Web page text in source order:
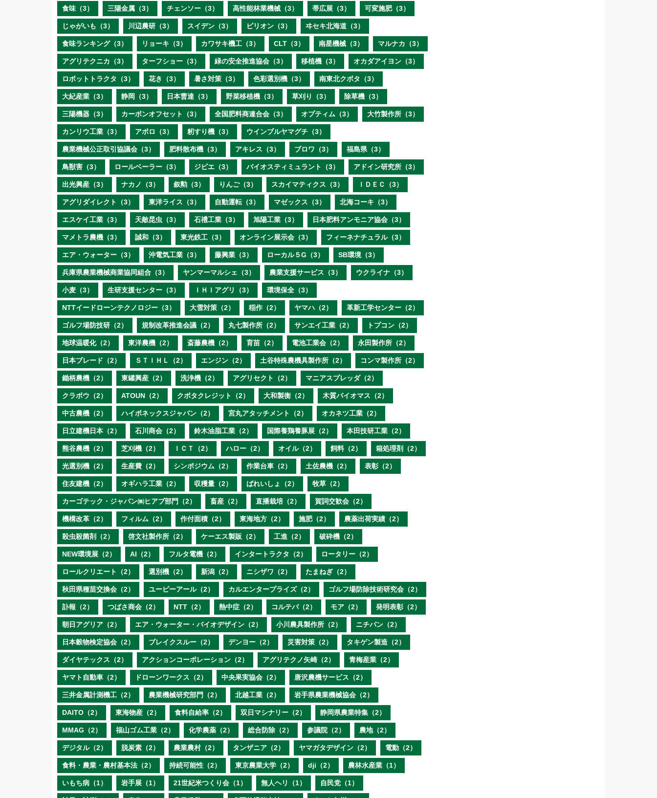
食味（3） 三陽金属（3） チェンソー（3） 高性能林業機械（3） 帯広展（3） 可変施肥（3）
じゃがいも（3） 川辺農研（3） スイデン（3） ピリオン（3） ヰセキ北海道（3）
食味ランキング（3） リョーキ（3） カワサキ機工（3） CLT（3） 南星機械（3） マルナカ（3）
アグリテクニカ（3） ターフショー（3） 緑の安全推進協会（3） 移植機（3） オカダアイヨン（3）
ロボットトラクタ（3） 花き（3） 暑さ対策（3） 色彩選別機（3） 南東北クボタ（3）
大紀産業（3） 静岡（3） 日本曹達（3） 野菜移植機（3） 草刈り（3） 除草機（3）
三陽機器（3） カーボンオフセット（3） 全国肥料商連合会（3） オプティム（3） 大竹製作所（3）
カンリウ工業（3） アポロ（3） 籾すり機（3） ウインブルヤマグチ（3）
農業機械公正取引協議会（3） 肥料散布機（3） アキレス（3） ブロワ（3） 福島県（3）
鳥獣害（3） ロールベーラー（3） ジビエ（3） バイオスティミュラント（3） アドイン研究所（3）
出光興産（3） ナカノ（3） 叙勲（3） りんご（3） スカイマティクス（3） ＩＤＥＣ（3）
アグリダイレクト（3） 東洋ライス（3） 自動運転（3） マゼックス（3） 北海コーキ（3）
エスケイ工業（3） 天敵昆虫（3） 石禮工業（3） 旭陽工業（3） 日本肥料アンモニア協会（3）
マメトラ農機（3） 誠和（3） 東光鉄工（3） オンライン展示会（3） フィーネナチュラル（3）
エア・ウォーター（3） 沖電気工業（3） 藤興業（3） ローカル５G（3） SB環境（3）
兵庫県農業機械商業協同組合（3） ヤンマーマルシェ（3） 農業支援サービス（3） ウクライナ（3）
小麦（3） 生研支援センター（3） ＩＨＩアグリ（3） 環境保全（3）
NTTイードローンテクノロジー（3） 大雪対策（2） 稲作（2） ヤマハ（2） 革新工学センター（2）
ゴルフ場防技研（2） 規制改革推進会議（2） 丸七製作所（2） サンエイ工業（2） トプコン（2）
地球温暖化（2） 東洋農機（2） 斎藤農機（2） 育苗（2） 電池工業会（2） 永田製作所（2）
日本ブレード（2） ＳＴＩＨＬ（2） エンジン（2） 土谷特殊農機具製作所（2） コンマ製作所（2）
鋤柄農機（2） 東罐興産（2） 洗浄機（2） アグリセクト（2） マニアスプレッダ（2）
クラボウ（2） ATOUN（2） クボタクレジット（2） 大和製衡（2） 木質バイオマス（2）
中古農機（2） ハイポネックスジャパン（2） 宮丸アタッチメント（2） オカネツ工業（2）
日立建機日本（2） 石川商会（2） 鈴木油脂工業（2） 国際養鶏養豚展（2） 本田技研工業（2）
熊谷農機（2） 芝刈機（2） ＩＣＴ（2） ハロー（2） オイル（2） 飼料（2） 箱処理剤（2）
光選別機（2） 生産費（2） シンポジウム（2） 作業台車（2） 土佐農機（2） 表彰（2）
住友建機（2） オギハラ工業（2） 収穫量（2） ばれいしょ（2） 牧草（2）
カーゴテック・ジャパン㈱ヒアブ部門（2） 畜産（2） 直播栽培（2） 賀詞交歓会（2）
機構改革（2） フィルム（2） 作付面積（2） 東海地方（2） 施肥（2） 農薬出荷実績（2）
殺虫殺菌剤（2） 啓文社製作所（2） ケーエス製販（2） 工進（2） 破砕機（2）
NEW環境展（2） AI（2） フルタ電機（2） インタートラクタ（2） ロータリー（2）
ロールクリエート（2） 選別機（2） 新潟（2） ニシザワ（2） たまねぎ（2）
秋田県種苗交換会（2） ユーピーアール（2） カルエンタープライズ（2） ゴルフ場防除技術研究会（2）
訃報（2） つばさ商会（2） NTT（2） 熱中症（2） コルテバ（2） モア（2） 発明表彰（2）
朝日アグリア（2） エア・ウォーター・バイオデザイン（2） 小川農具製作所（2） ニチバン（2）
日本穀物検定協会（2） ブレイクスルー（2） デンヨー（2） 災害対策（2） タキゲン製造（2）
ダイヤテックス（2） アクションコーポレーション（2） アグリテクノ矢崎（2） 青梅産業（2）
ヤマト自動車（2） ドローンワークス（2） 中央果実協会（2） 唐沢農機サービス（2）
三井金属計測機工（2） 農業機械研究部門（2） 北越工業（2） 岩手県農業機械協会（2）
DAITO（2） 東海物産（2） 食料自給率（2） 双日マシナリー（2） 静岡県農業特集（2）
MMAG（2） 福山ゴム工業（2） 化学農薬（2） 総合防除（2） 参議院（2） 農地（2）
デジタル（2） 脱炭素（2） 農業農村（2） タンザニア（2） ヤマガタデザイン（2） 電動（2）
食料・農業・農村基本法（2） 持続可能性（2） 東京農業大学（2） dji（2） 農林水産業（1）
いもち病（1） 岩手展（1） 21世紀米つくり会（1） 無人ヘリ（1） 自民党（1）